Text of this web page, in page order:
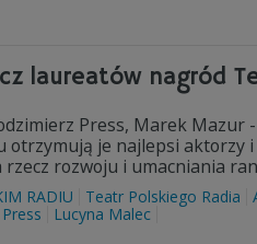
laureatów nagród
Press, Marek
otrzymują je najlepsi aktorzy
rzecz rozwoju i umacniania
RADIU Teatr Polskiego Radia
Lucyna Malec